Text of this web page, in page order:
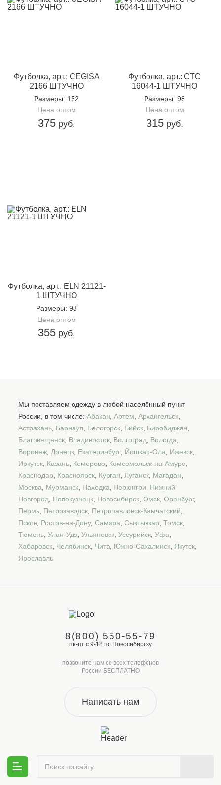
Футболка, арт.: CEGISA
2166 ШТУЧНО
Размеры: 152
Цена оптом
375 руб.
Футболка, арт.: CTC
16044-1 ШТУЧНО
Размеры: 98
Цена оптом
315 руб.
Футболка, арт.: ELN 21121-
1 ШТУЧНО
Размеры: 98
Цена оптом
355 руб.
Мы поставляем одежду в любой населённый пункт
России, в том числе: Абакан Артем Архангельск
Астрахань Барнаул Белогорск Бийск Биробиджан
Благовещенск Владивосток Волгоград Вологда
Воронеж Донецк Екатеринбург, Йошкар-Ола Ижевск
Иркутск Казань Кемерово Комсомольск-на-Амуре
Краснодар
Красноярск Курган Луганск Магадан
Москва
Мурманск Находка Нерюнгри
Нижний
Новгород
Новокузнецк Новосибирск Омск Оренбург,
Пермь Петрозаводск Петропавловск-Камчатский
Псков Ростов-на-Дону, Самара Сыктывкар Томск
Тюмень Улан-Удэ Ульяновск Уссурийск Уфа
Хабаровск Челябинск Чита Южно-Сахалинск Якутск
Ярославль
8(800) 550-55-79
пн-пт с 9-18 по Новосибирску
позвоните нам со всех телефонов
России БЕСПЛАТНО
Написать нам